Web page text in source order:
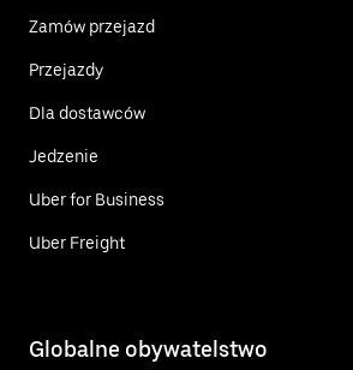
Zamów przejazd
Przejazdy
Dla dostawców
Jedzenie
Uber for Business
Uber Freight
Globalne obywatelstwo